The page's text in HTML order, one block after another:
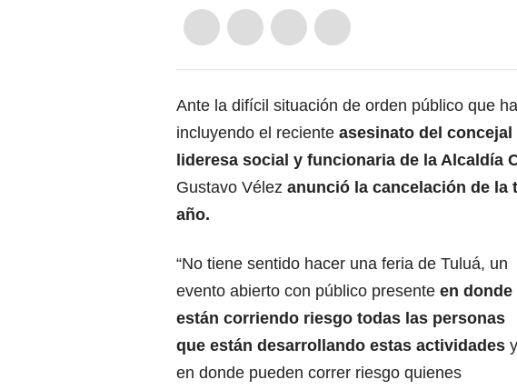
Ante la difícil situación de orden público que
incluyendo el reciente asesinato del
lideresa social y funcionaria de la Alcaldía
Gustavo Vélez anunció la cancelación de la
año.
“No tiene sentido hacer una feria de Tuluá, un
evento abierto con público presente en donde
están corriendo riesgo todas las personas
que están desarrollando estas actividades y
en donde pueden correr riesgo quienes